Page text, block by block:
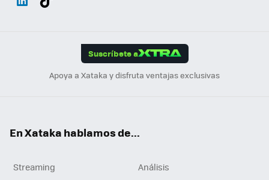
Suscríbete a
Apoya a Xataka y disfruta ventajas exclusivas
En Xataka hablamos de...
Streaming
Análisis